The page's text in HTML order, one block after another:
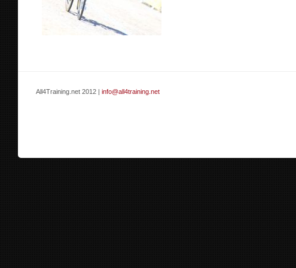
All4Training.net 2012 | info@all4training.net